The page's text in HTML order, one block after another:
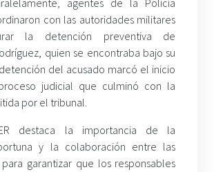
agentes de la Policía
con las autoridades militares
la detención preventiva de
quien se encontraba bajo su
del acusado marcó el inicio
judicial que culminó con la
por el tribunal.
destaca la importancia de la
y la colaboración entre las
garantizar que los responsables